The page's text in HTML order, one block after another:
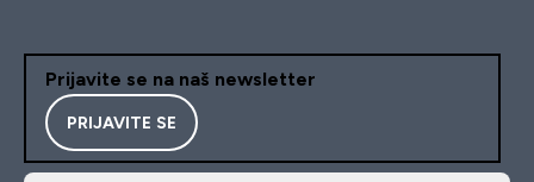
Prijavite se na naš newsletter
PRIJAVITE SE